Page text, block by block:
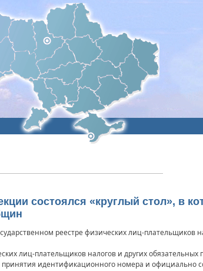
состоялся «круглый стол», в
реестре физических лиц-плательщиков
лиц-плательщиков налогов и других
идентификационного номера и официально